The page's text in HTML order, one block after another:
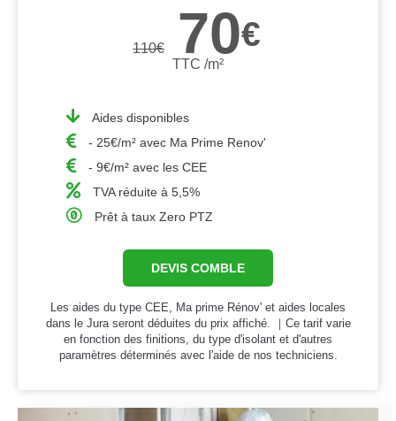
110€ 70€
TTC /m²
Aides disponibles
- 25€/m² avec Ma Prime Renov'
- 9€/m² avec les CEE
TVA réduite à 5,5%
Prêt à taux Zero PTZ
DEVIS COMBLE
Les aides du type CEE, Ma prime Rénov' et aides locales
dans le Jura seront déduites du prix affiché. ｜Ce tarif varie
en fonction des finitions, du type d'isolant et d'autres
paramètres déterminés avec l'aide de nos techniciens.